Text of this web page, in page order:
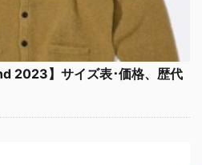
2023】サイズ表･価格、歴代